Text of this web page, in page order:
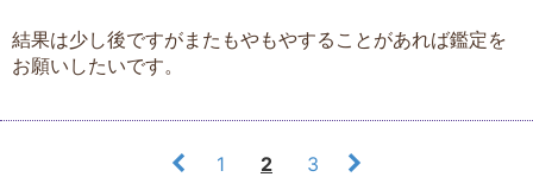
結果は少し後ですがまたもやもやすることがあれば鑑定を
お願いしたいです。
1 2 3